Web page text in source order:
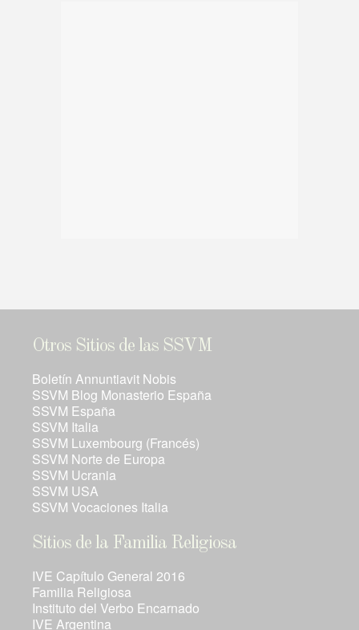
Otros Sitios de las SSVM
Boletín Annuntiavit Nobis
SSVM Blog Monasterio España
SSVM España
SSVM Italia
SSVM Luxembourg (Francés)
SSVM Norte de Europa
SSVM Ucrania
SSVM USA
SSVM Vocaciones Italia
Sitios de la Familia Religiosa
IVE Capítulo General 2016
Familia Religiosa
Instituto del Verbo Encarnado
IVE Argentina